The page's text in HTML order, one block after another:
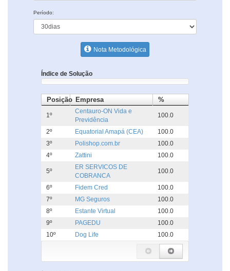
Período:
Nota Metodológica
Índice de Solução
Posição Empresa %
1º
Centauro-ON Vida e
Previdência
100.0
2º Equatorial Amapá (CEA)
100.0
3º
Polishop.com.br
100.0
4º
Zattini 100.0
5º
ER SERVICOS DE
COBRANCA
100.0
6º Fidem Cred
100.0
7º
MG Seguros
100.0
8º
Estante Virtual
100.0
9º
PAGEDU
100.0
10º
Dog Life 100.0